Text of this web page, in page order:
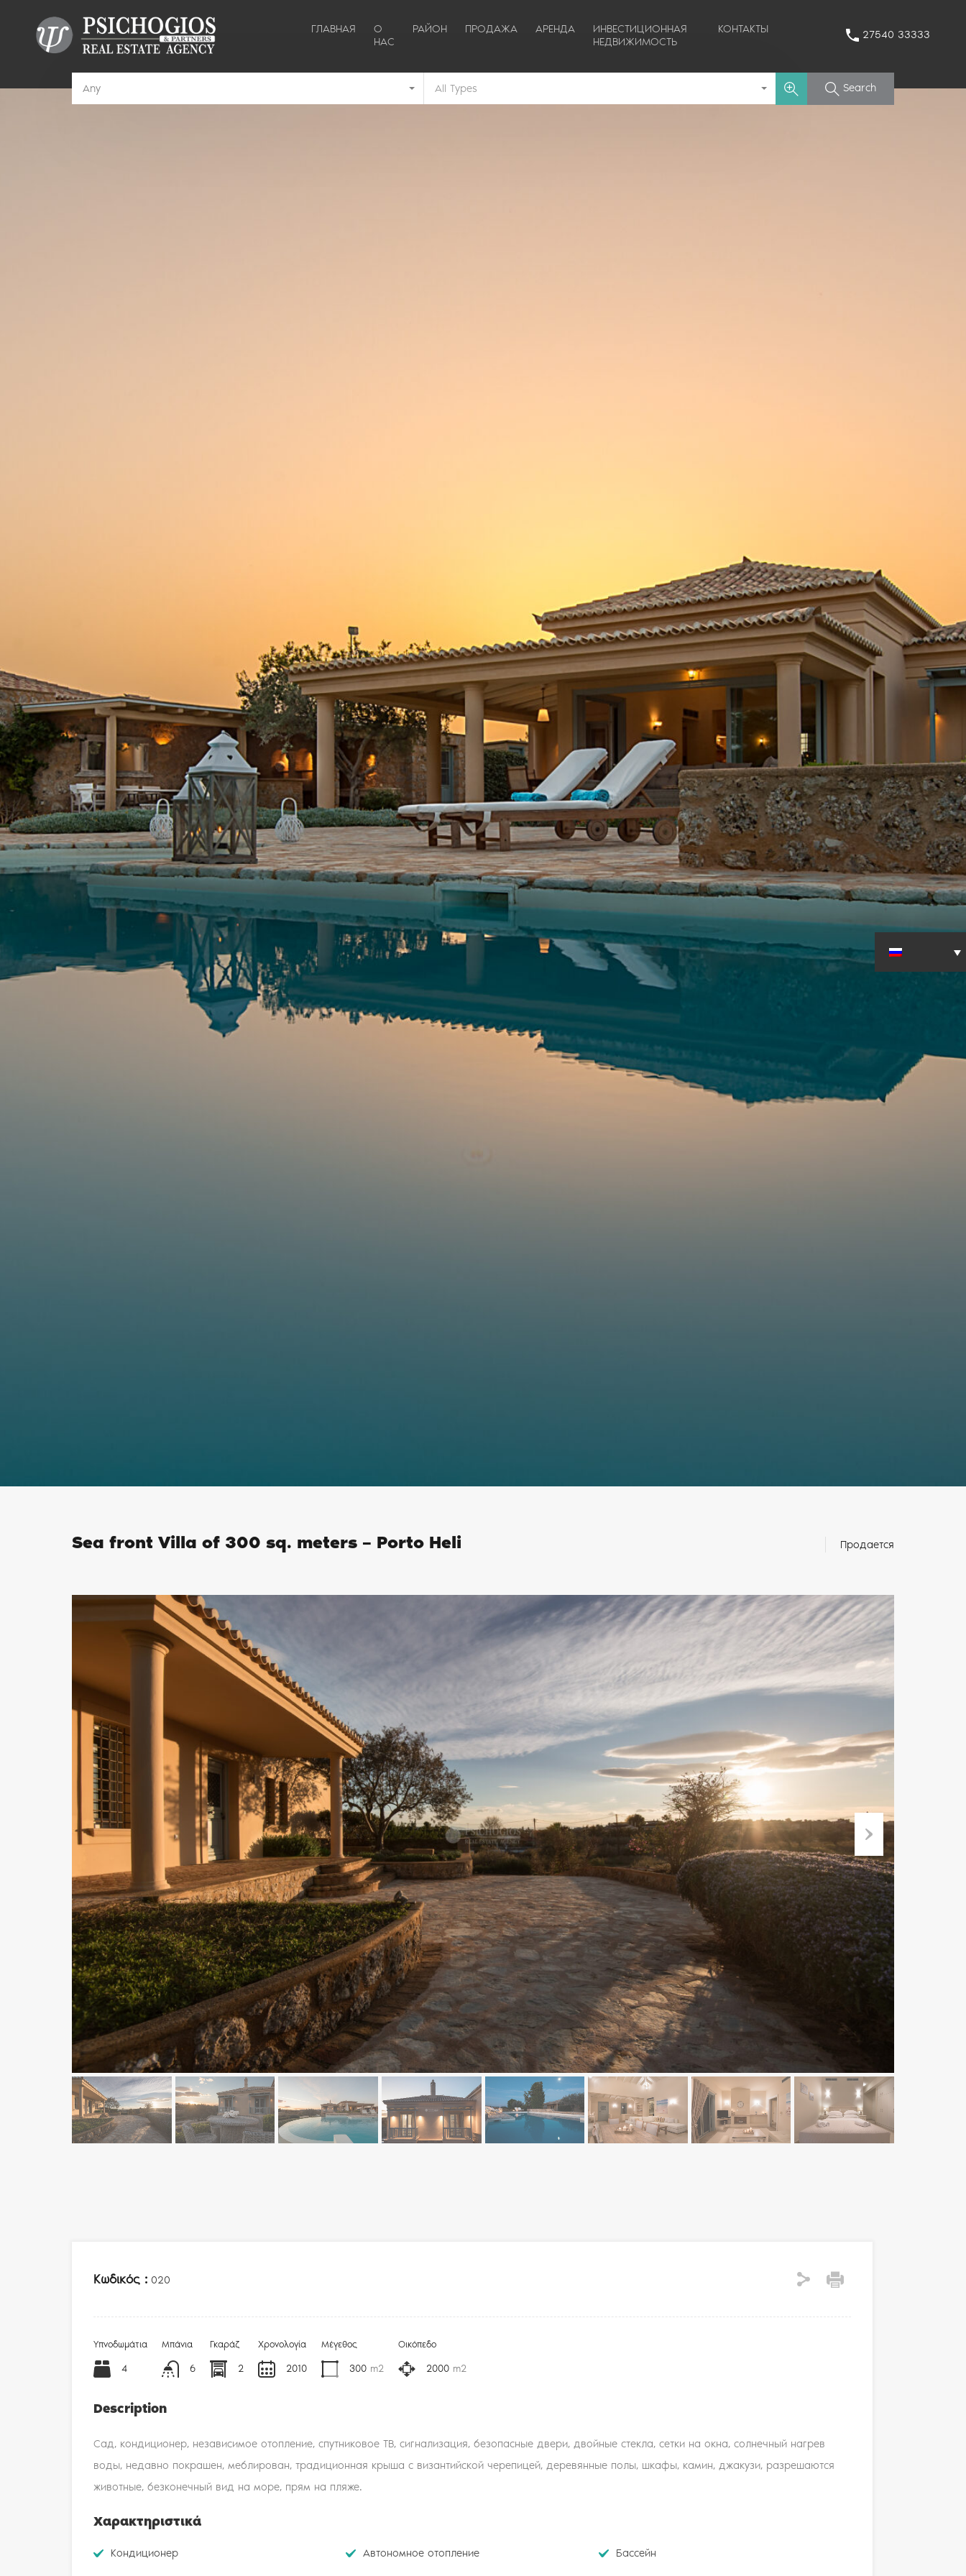
ГЛАВНАЯ
О
НАС
РАЙОН ПРОДАЖА АРЕНДА
ИНВЕСТИЦИОННАЯ
НЕДВИЖИМОСТЬ
КОНТАКТЫ 27540 33333
Any All Types Search
Sea front Villa of 300 sq. meters – Porto Heli Продается
Κωδικός : 020
Υπνοδωμάτια
4
Μπάνια
6
Γκαράζ
2
Χρονολογία
2010
Μέγεθος
300 m2
Οικόπεδο
2000 m2
Description
Сад, кондиционер, независимое отопление, спутниковое ТВ, сигнализация, безопасные двери, двойные стекла, сетки на окна, солнечный нагрев
воды, недавно покрашен, меблирован, традиционная крыша с византийской черепицей, деревянные полы, шкафы, камин, джакузи, разрешаются
животные, безконечный вид на море, прям на пляже.
Χαρακτηριστικά
Kондиционер Автономное отопление Бассейн